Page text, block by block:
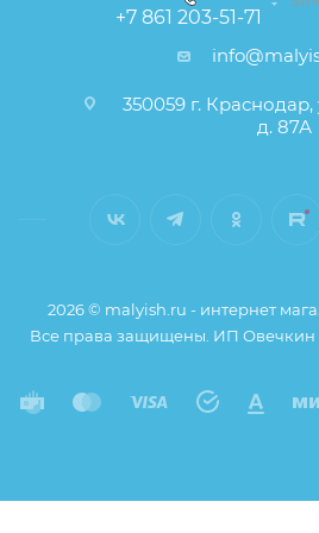
+7 861 203-51-71
350059 г. Краснодар,
д. 87А
2026 © malyish.ru - интернет
Все права защищены. ИП Овечкин